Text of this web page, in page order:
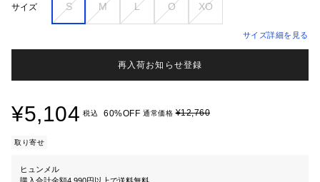
サイズ S M L O XO
サイズ詳細を見る
再入荷お知らせ登録
¥5,104 税込 60%OFF 通常価格¥12,760
取り寄せ
ヒュンメル